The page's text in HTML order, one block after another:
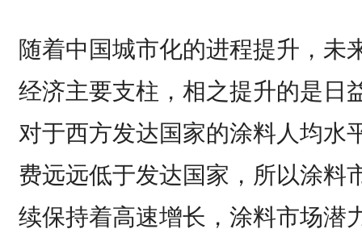
随着中国城市化的进程提升，未
经济主要支柱，相之提升的是日
对于西方发达国家的涂料人均水
费远远低于发达国家，所以涂料
续保持着高速增长，涂料市场潜